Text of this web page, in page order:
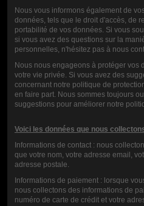
Contact us
Nous vous informons également de
données, tels que le droit d'accès, de
portabilité de vos données. Si vous
si vous avez des questions sur la
personnelles, n'hésitez pas à nous
Nous nous engageons à protéger vos
votre vie privée. Si vous avez des
concernant notre politique de
en faire part. Nous sommes toujours
suggestions pour améliorer notre
Voici les données que nous
Informations de contact : nous
que votre nom, votre adresse email,
adresse postale.
Informations de paiement : lorsque
nous collectons des informations de
numéro de carte de crédit et votre